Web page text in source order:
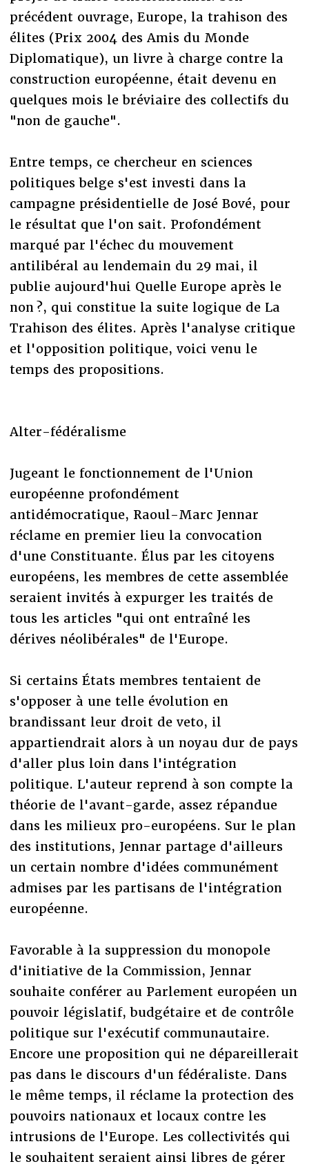
précédent ouvrage, Europe, la trahison des
élites (Prix 2004 des Amis du Monde
Diplomatique), un livre à charge contre la
construction européenne, était devenu en
quelques mois le bréviaire des collectifs du
"non de gauche".
Entre temps, ce chercheur en sciences
politiques belge s'est investi dans la
campagne présidentielle de José Bové, pour
le résultat que l'on sait. Profondément
marqué par l'échec du mouvement
antilibéral au lendemain du 29 mai, il
publie aujourd'hui Quelle Europe après le
non ?, qui constitue la suite logique de La
Trahison des élites. Après l'analyse critique
et l'opposition politique, voici venu le
temps des propositions.
Alter-fédéralisme
Jugeant le fonctionnement de l'Union
européenne profondément
antidémocratique, Raoul-Marc Jennar
réclame en premier lieu la convocation
d'une Constituante. Élus par les citoyens
européens, les membres de cette assemblée
seraient invités à expurger les traités de
tous les articles "qui ont entraîné les
dérives néolibérales" de l'Europe.
Si certains États membres tentaient de
s'opposer à une telle évolution en
brandissant leur droit de veto, il
appartiendrait alors à un noyau dur de pays
d'aller plus loin dans l'intégration
politique. L'auteur reprend à son compte la
théorie de l'avant-garde, assez répandue
dans les milieux pro-européens. Sur le plan
des institutions, Jennar partage d'ailleurs
un certain nombre d'idées communément
admises par les partisans de l'intégration
européenne.
Favorable à la suppression du monopole
d'initiative de la Commission, Jennar
souhaite conférer au Parlement européen un
pouvoir législatif, budgétaire et de contrôle
politique sur l'exécutif communautaire.
Encore une proposition qui ne dépareillerait
pas dans le discours d'un fédéraliste. Dans
le même temps, il réclame la protection des
pouvoirs nationaux et locaux contre les
intrusions de l'Europe. Les collectivités qui
le souhaitent seraient ainsi libres de gérer